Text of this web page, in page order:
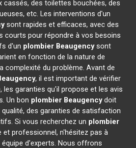
cassés, des toilettes bouchées, des
etc. Les interventions d'un
sont rapides et efficaces, avec des
courts pour répondre à vos besoins
d'un plombier Beaugencysont
en fonction de la nature de
complexité du problème. Avant de
, il est important de vérifier
garanties qu'il propose et les avis
Un bon plombier Beaugencydoit
des garanties de satisfaction
Si vous recherchez un plombier
et professionnel, n'hésitez pas à
d'experts. Nous offrons